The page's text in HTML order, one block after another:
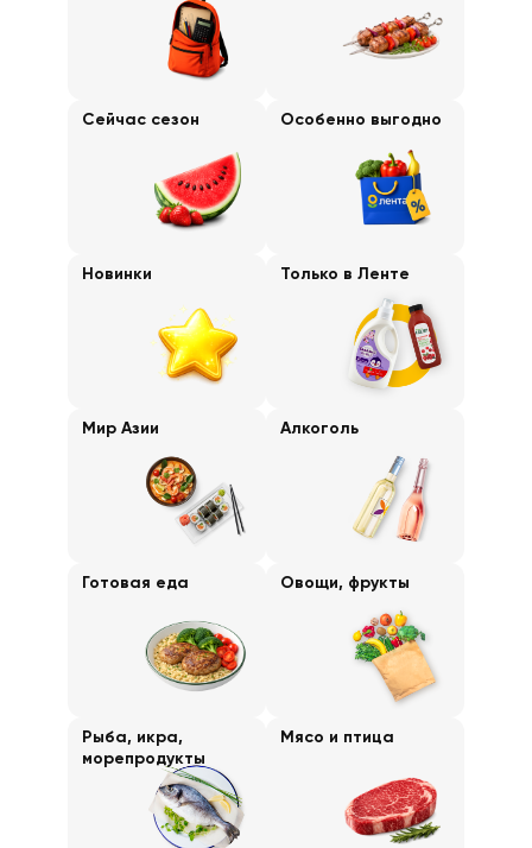
Сейчас сезон Особенно выгодно
Новинки Только в Ленте
Мир Азии Алкоголь
Готовая еда Овощи, фрукты
Рыба, икра,
морепродукты
Мясо и птица